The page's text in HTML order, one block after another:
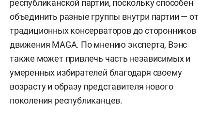
республиканской партии, поскольку способен
объединить разные группы внутри партии — от
традиционных консерваторов до сторонников
движения MAGA. По мнению эксперта, Вэнс
также может привлечь часть независимых и
умеренных избирателей благодаря своему
возрасту и образу представителя нового
поколения республиканцев.